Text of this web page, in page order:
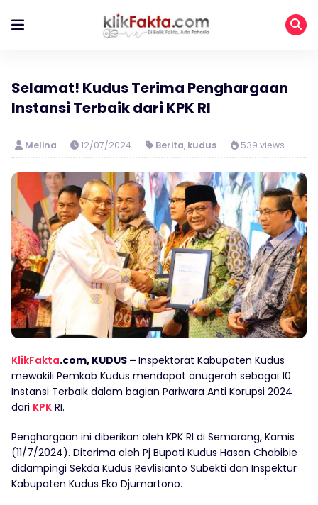
Selamat! Kudus Terima Penghargaan
Instansi Terbaik dari KPK RI
Melina 12/07/2024 Berita, kudus 539 views
KlikFakta.com, KUDUS – Inspektorat Kabupaten Kudus
mewakili Pemkab Kudus mendapat anugerah sebagai 10
Instansi Terbaik dalam bagian Pariwara Anti Korupsi 2024
dari KPK RI.
Penghargaan ini diberikan oleh KPK RI di Semarang, Kamis
(11/7/2024). Diterima oleh Pj Bupati Kudus Hasan Chabibie
didampingi Sekda Kudus Revlisianto Subekti dan Inspektur
Kabupaten Kudus Eko Djumartono.